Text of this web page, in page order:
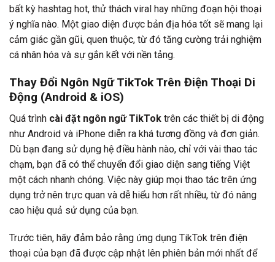
bất kỳ hashtag hot, thử thách viral hay những đoạn hội thoại
ý nghĩa nào. Một giao diện được bản địa hóa tốt sẽ mang lại
cảm giác gần gũi, quen thuộc, từ đó tăng cường trải nghiệm
cá nhân hóa và sự gắn kết với nền tảng.
Thay Đổi Ngôn Ngữ TikTok Trên Điện Thoại Di
Động (Android & iOS)
Quá trình cài đặt ngôn ngữ TikTok trên các thiết bị di động
như Android và iPhone diễn ra khá tương đồng và đơn giản.
Dù bạn đang sử dụng hệ điều hành nào, chỉ với vài thao tác
chạm, bạn đã có thể chuyển đổi giao diện sang tiếng Việt
một cách nhanh chóng. Việc này giúp mọi thao tác trên ứng
dụng trở nên trực quan và dễ hiểu hơn rất nhiều, từ đó nâng
cao hiệu quả sử dụng của bạn.
Trước tiên, hãy đảm bảo rằng ứng dụng TikTok trên điện
thoại của bạn đã được cập nhật lên phiên bản mới nhất để